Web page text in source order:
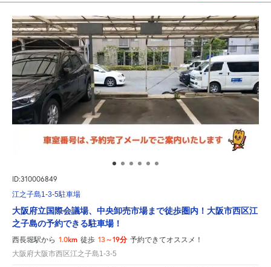
ID:310006849
江之子島1-3-5駐車場
大阪府立国際会議場、中央卸売市場まで徒歩圏内！大阪市西区江
之子島の予約できる駐車場！
西長堀駅から 1.0km 徒歩 13～19分 予約できてオススメ！
大阪府大阪市西区江之子島1-3-5